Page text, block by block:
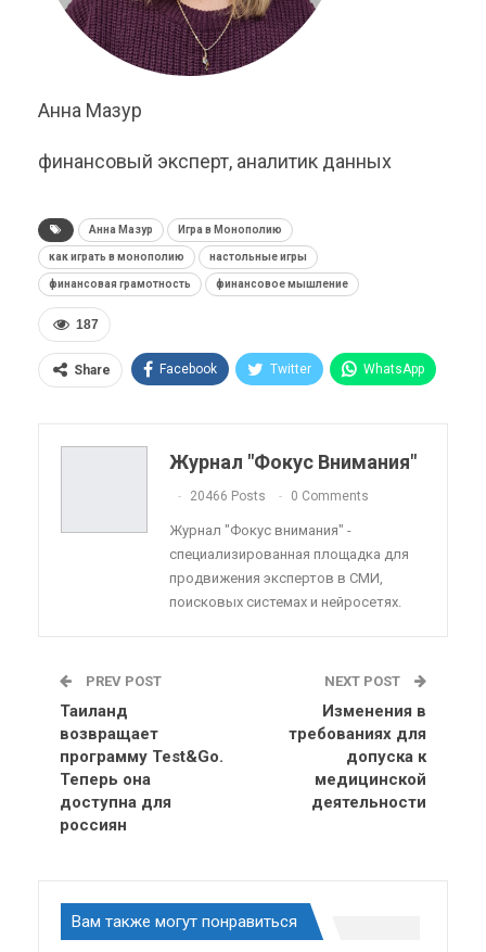
Анна Мазур
финансовый эксперт, аналитик данных
Анна Мазур Игра в Монополию
как играть в монополию настольные игры
финансовая грамотность финансовое мышление
187
Share Facebook Twitter WhatsApp
Telegram Viber
Linkedin Tumblr
Журнал "Фокус Внимания"
20466 Posts 0 Comments
Журнал "Фокус внимания" -
специализированная площадка для
продвижения экспертов в СМИ,
поисковых системах и нейросетях.
PREV POST
Таиланд
возвращает
программу Test&Go.
Теперь она
доступна для
россиян
NEXT POST
Изменения в
требованиях для
допуска к
медицинской
деятельности
Вам также могут понравиться